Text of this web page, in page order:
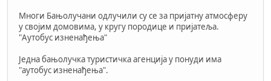
Многи Бањолучани одлучили су се за пријатну атмосферу
у својим домовима, у кругу породице и пријатеља.
"Aутобус изненађења"
Једна бањолучка туристичка агенција у понуди има
"аутобус изненађења".